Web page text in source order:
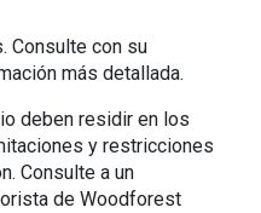
Consulte con su
más detallada.
deben residir en los
y restricciones
Consulte a un
de Woodforest